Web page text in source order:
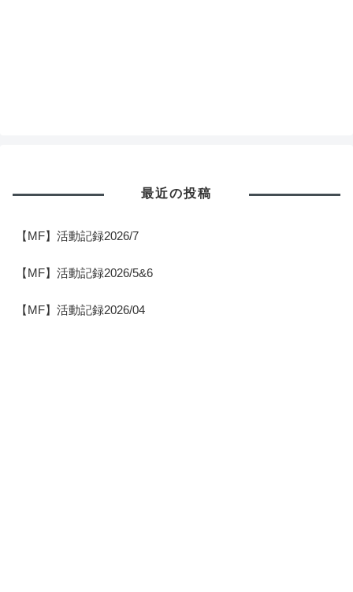
最近の投稿
【MF】活動記録2026/7
【MF】活動記録2026/5&6
【MF】活動記録2026/04